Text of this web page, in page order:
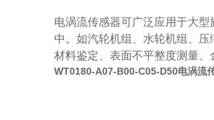
电涡流传感器可广泛应用于大
中。如汽轮机组、水轮机组、压
材料鉴定、表面不平整度测量
WT0180-A07-B00-C05-D50电涡流